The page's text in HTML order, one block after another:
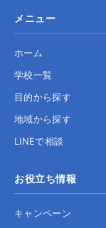
メニュー
ホーム
学校一覧
目的から探す
地域から探す
LINEで相談
お役立ち情報
キャンペーン